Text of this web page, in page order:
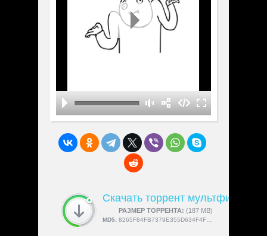
Скачать торрент мультфильм
РАЗМЕР ТОРРЕНТА: (187 MB)
СКАЧАЛИ:4189
MD5: 8265F84FB7379E355D634F4F95A5CB24